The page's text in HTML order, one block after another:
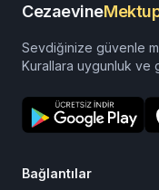
Cezaevine
Sevdiğinize güvenle
Kurallara uygunluk ve
Bağlantılar